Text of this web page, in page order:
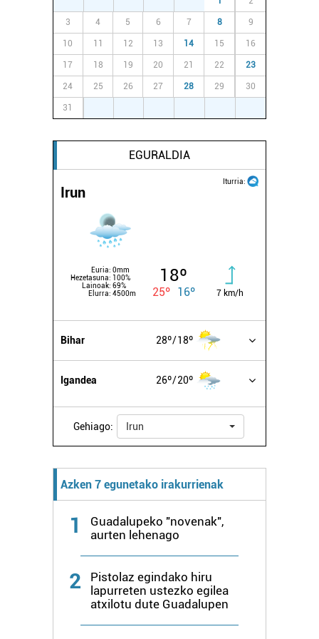
datuen atalean. Edozein unetan alda edo ken dezakezu
Webgune honek cookie propioak eta hirugarrenen cookie-
fitxategiak erabiltzen ditu. Zure esperientzia eta
zerbitzuak hobetzeko asmoz, cookie teknologiaz
3 4 5 6 7 8 9
10 11 12 13 14 15 16
17 18 19 20 21 22 23
24 25 26 27 28 29 30
31
EGURALDIA
Iturria:
Irun
Euria: 0mm
Hezetasuna:
100%
Lainoak: 69%
Elurra: 4500m
18º
25º 16º 7 km/h
Bihar 28º 18º
Igandea 26º 20º
Gehiago: Irun
Azken 7 egunetako irakurrienak
1
Guadalupeko "novenak",
aurten lehenago
2
Pistolaz egindako hiru
lapurreten ustezko egilea
atxilotu dute Guadalupen